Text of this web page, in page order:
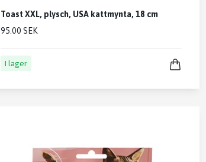
Toast XXL, plysch, USA kattmynta, 18 cm
95.00 SEK
I lager